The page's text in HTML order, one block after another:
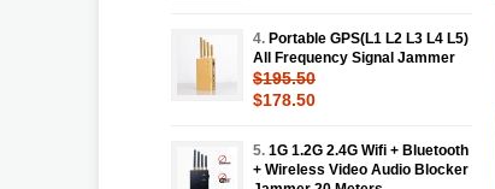
4. Portable GPS(L1 L2 L3 L4 L5)
All Frequency Signal Jammer
$195.50
$178.50
5. 1G 1.2G 2.4G Wifi + Bluetooth
+ Wireless Video Audio Blocker